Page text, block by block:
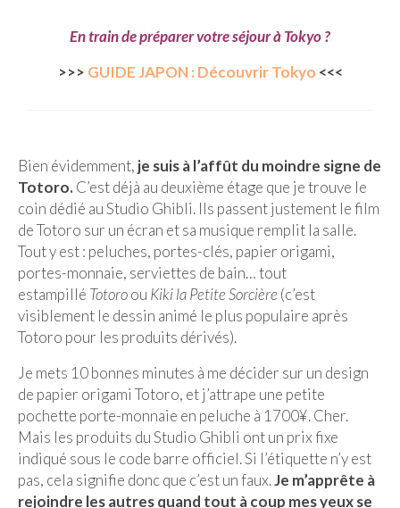
Vendée
Allemagne
Danemark
Copenhague
Portugal
Lisbonne
Royaume-Uni
GUIDES FOOD
ALLEMAGNE
– Berlin
– Munich
En train de préparer votre séjour à Tokyo ?
>>> GUIDE JAPON : Découvrir Tokyo <<<
Bien évidemment, je suis à l’affût du moindre signe de
Totoro.C’est déjà au deuxième étage que je trouve le
coin dédié au Studio Ghibli. Ils passent justement le film
de Totoro sur un écran et sa musique remplit la salle.
Tout y est : peluches, portes-clés, papier origami,
portes-monnaie, serviettes de bain… tout
estampillé Totoroou Kiki la Petite Sorcière (c’est
visiblement le dessin animé le plus populaire après
Totoro pour les produits dérivés).
Je mets 10 bonnes minutes à me décider sur un design
de papier origami Totoro, et j’attrape une petite
pochette porte-monnaie en peluche à 1700¥. Cher.
Mais les produits du Studio Ghibli ont un prix fixe
indiqué sous le code barre officiel. Si l’étiquette n’y est
pas, cela signifie donc que c’est un faux.Je m’apprête à
rejoindre les autres quand tout à coup mes yeux se